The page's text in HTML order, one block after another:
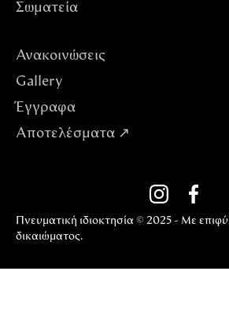
Σωματεία
Ανακοινώσεις
Gallery
Έγγραφα
Αποτελέσματα ↗
Πνευματική ιδιοκτησία © 2025 - Με
δικαιώματος.